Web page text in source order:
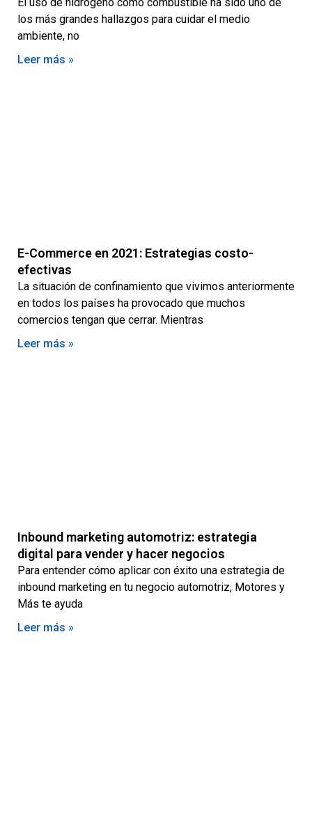
los más grandes hallazgos para cuidar el medio
ambiente, no
Leer más »
E-Commerce en 2021: Estrategias costo-
efectivas
La situación de confinamiento que vivimos anteriormente
en todos los países ha provocado que muchos
comercios tengan que cerrar. Mientras
Leer más »
Inbound marketing automotriz: estrategia
digital para vender y hacer negocios
Para entender cómo aplicar con éxito una estrategia de
inbound marketing en tu negocio automotriz, Motores y
Más te ayuda
Leer más »